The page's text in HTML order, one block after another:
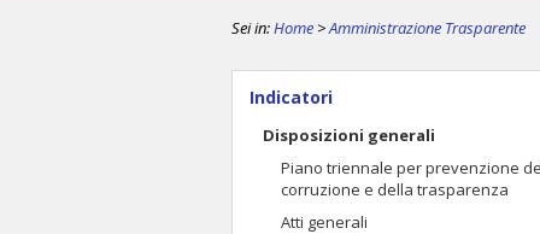
Sei in:Home >Amministrazione Trasparente
Indicatori
Disposizioni generali
Piano triennale per prevenzione
corruzione e della trasparenza
Atti generali